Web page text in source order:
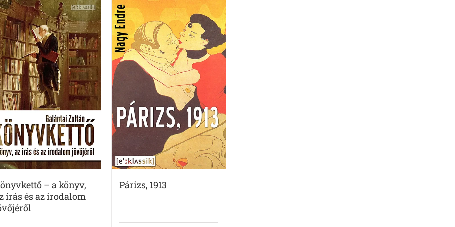
– a könyv,
írás és az irodalom
Párizs, 1913